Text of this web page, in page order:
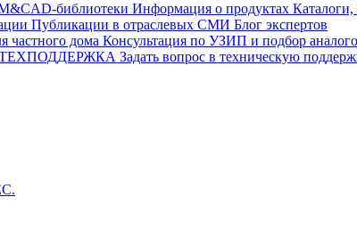
библиотеки Информация о продуктах
Публикации в отраслевых СМИ Блог экспертов
дома Консультация по УЗИП и подбор
Задать вопрос в техническую